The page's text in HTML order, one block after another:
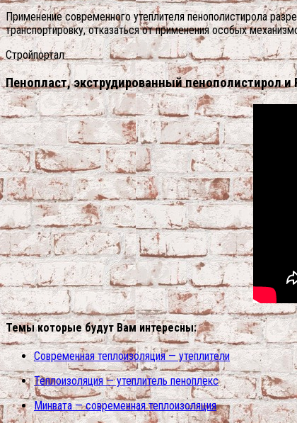
Применение современного утеплителя пенополистирола
транспортировку, отказаться от применения особых
Стройпортал
Пенопласт, экструдированный пенополистирол и
Темы которые будут Вам интересны:
Современная теплоизоляция — утеплители
Теплоизоляция — утеплитель пеноплекс
Минвата — современная теплоизоляция